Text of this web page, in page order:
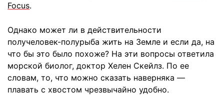
Focus.
Однако может ли в действительности
получеловек-полурыба жить на Земле и если да, на
что бы это было похоже? На эти вопросы ответила
морской биолог, доктор Хелен Скейлз. По ее
словам, то, что можно сказать наверняка —
плавать с хвостом чрезвычайно удобно.